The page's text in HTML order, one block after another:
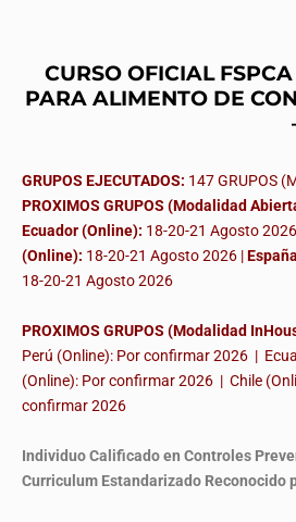
CURSO OFICIAL
PARA ALIMENTO DE
GRUPOS EJECUTADOS: 147 GRUPOS
PROXIMOS GRUPOS (Modalidad
Ecuador (Online): 18-20-21 Agosto
(Online): 18-20-21 Agosto 2026 |
18-20-21 Agosto 2026
PROXIMOS GRUPOS (Modalidad
Perú (Online): Por confirmar 2026 |
(Online): Por confirmar 2026 | Chile
confirmar 2026
Individuo Calificado en Controles
Curriculum Estandarizado Reconocido